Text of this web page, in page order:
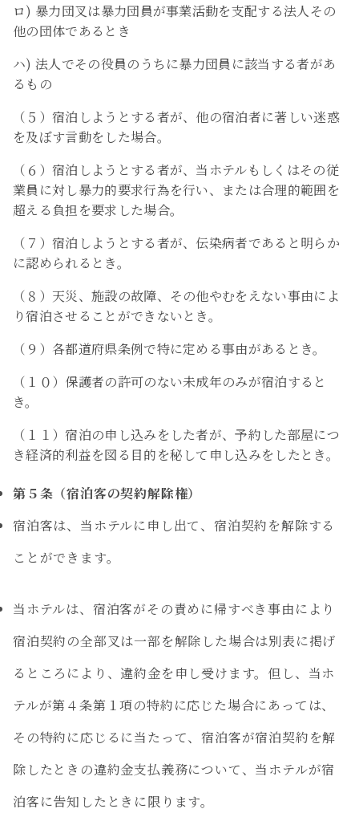
ロ) 暴力団叉は暴力団員が事業活動を支配する法人その
他の団体であるとき
ハ) 法人でその役員のうちに暴力団員に該当する者があ
るもの
（５）宿泊しようとする者が、他の宿泊者に著しい迷惑
を及ぼす言動をした場合。
（６）宿泊しようとする者が、当ホテルもしくはその従
業員に対し暴力的要求行為を行い、または合理的範囲を
超える負担を要求した場合。
（７）宿泊しようとする者が、伝染病者であると明らか
に認められるとき。
（８）天災、施設の故障、その他やむをえない事由によ
り宿泊させることができないとき。
（９）各都道府県条例で特に定める事由があるとき。
（１０）保護者の許可のない未成年のみが宿泊すると
き。
（１１）宿泊の申し込みをした者が、予約した部屋につ
き経済的利益を図る目的を秘して申し込みをしたとき。
第５条（宿泊客の契約解除権）
宿泊客は、当ホテルに申し出て、宿泊契約を解除する
ことができます。
当ホテルは、宿泊客がその責めに帰すべき事由により
宿泊契約の全部叉は一部を解除した場合は別表に掲げ
るところにより、違約金を申し受けます。但し、当ホ
テルが第４条第１項の特約に応じた場合にあっては、
その特約に応じるに当たって、宿泊客が宿泊契約を解
除したときの違約金支払義務について、当ホテルが宿
泊客に告知したときに限ります。